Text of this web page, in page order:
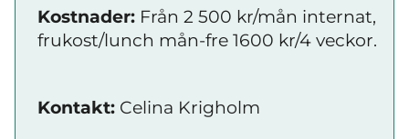
Kostnader: Från 2 500 kr/mån internat,
frukost/lunch mån-fre 1600 kr/4 veckor.
Kontakt: Celina Krigholm